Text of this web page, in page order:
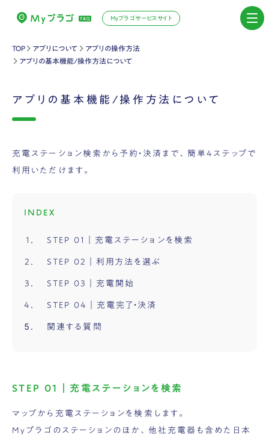
Myプラゴサービスサイト
TOP アプリについて
アプリの操作方法
アプリの基本機能/操作方法について
アプリの基本機能/操作方法について
充電ステーション検索から予約・決済まで、簡単4ステップで
利用いただけます。
INDEX
STEP 01｜充電ステーションを検索
STEP 02｜利用方法を選ぶ
STEP 03｜充電開始
STEP 04｜充電完了・決済
関連する質問
STEP 01｜充電ステーションを検索
マップから充電ステーションを検索します。
Myプラゴのステーションのほか、他社充電器も含めた日本